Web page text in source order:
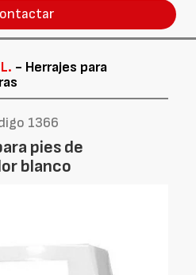
- Herrajes para
1366
pies de
blanco